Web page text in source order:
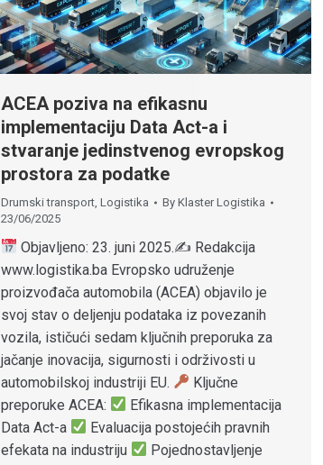
ACEA poziva na efikasnu
implementaciju Data Act-a i
stvaranje jedinstvenog evropskog
prostora za podatke
Drumski transport Logistika By Klaster Logistika
23/06/2025
Objavljeno: 23. juni 2025.✍ Redakcija
www.logistika.ba Evropsko udruženje
proizvođača automobila (ACEA) objavilo je
svoj stav o deljenju podataka iz povezanih
vozila, ističući sedam ključnih preporuka za
jačanje inovacija, sigurnosti i održivosti u
automobilskoj industriji EU.
Ključne
preporuke ACEA:
Efikasna implementacija
Data Act-a
Evaluacija postojećih pravnih
efekata na industriju
Pojednostavljenje